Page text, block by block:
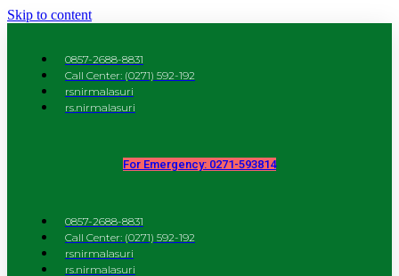
Skip to content
0857-2688-8831
Call Center: (0271) 592-192
rsnirmalasuri
rs.nirmalasuri
For Emergency: 0271-593814
0857-2688-8831
Call Center: (0271) 592-192
rsnirmalasuri
rs.nirmalasuri